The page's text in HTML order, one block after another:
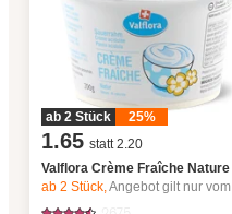
ab 2 Stück 25%
1.65 statt 2.20
Valflora Crème Fraîche Nature
ab 2Stück,Angebot gilt nur vom 6.8. bis 12.8.2026, solange Vorrat.